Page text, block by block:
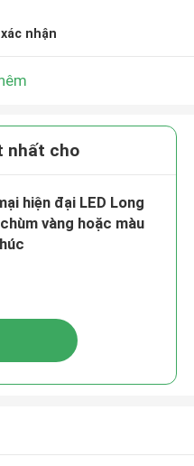
nhận
nhất cho
hiện đại LED Long
vàng hoặc màu